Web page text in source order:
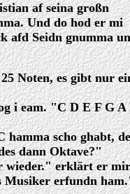
af seina großn
Und do hod er mi
afd Seidn gnumma
Noten, es gibt nur
i eam. "C D E F G A
scho ghabt,
dann Oktave?"
wieder." erklärt er
Musiker erfundn